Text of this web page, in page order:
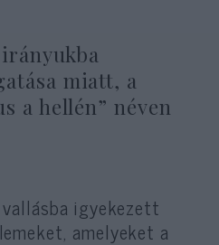
miatt, a
a hellén” néven
igyekezett
amelyeket a